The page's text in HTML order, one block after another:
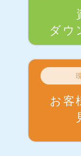
ダウ
お客